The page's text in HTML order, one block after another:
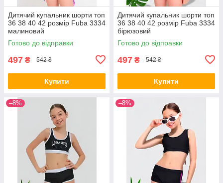
Дитячий купальник шорти топ
36 38 40 42 розмір Fuba 3334
малиновий
Готово до відправки
497 ₴ 542 ₴
Купити
Дитячий купальник шорти топ
36 38 40 42 розмір Fuba 3334
бірюзовий
Готово до відправки
497 ₴ 542 ₴
Купити
–8% –8%